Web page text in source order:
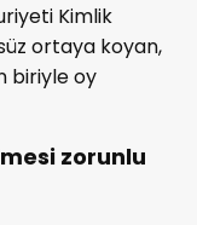
Kimlik
ortaya koyan,
biriyle oy
zorunlu